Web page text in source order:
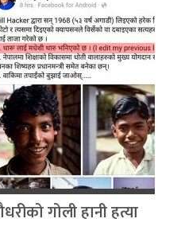
गोली हानी हत्या